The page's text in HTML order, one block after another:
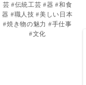
芸 #伝統工芸 #器 #和食
器 #職人技 #美しい日本
#焼き物の魅力 #手仕事
#文化